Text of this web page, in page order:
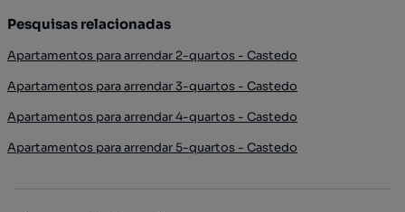
Pesquisas relacionadas
Apartamentos para arrendar 2-quartos - Castedo
Apartamentos para arrendar 3-quartos - Castedo
Apartamentos para arrendar 4-quartos - Castedo
Apartamentos para arrendar 5-quartos - Castedo